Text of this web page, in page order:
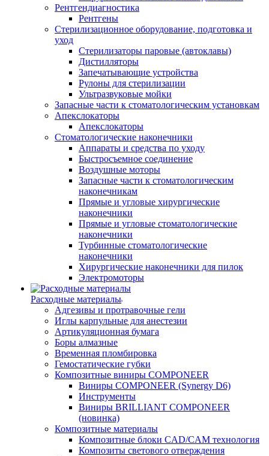
Рентгендиагностика
Рентгены
Стерилизационное оборудование, подготовка и
уход
Стерилизаторы паровые (автоклавы)
Дистилляторы
Запечатывающие устройства
Рулоны для стерилизации
Ультразвуковые мойки
Запасные части к стоматологическим установкам
Апекслокаторы
Апекслокаторы
Стоматологические наконечники
Аппараты и средства по уходу
Быстросъемное соединение
Воздушные моторы
Запасные части к стоматологическим
наконечникам
Прямые и угловые хирургические
наконечники
Прямые и угловые стоматологические
наконечники
Турбинные стоматологические
наконечники
Хирургические наконечники для пилок
Электромоторы
Расходные материалы
Адгезивы и протравочные гели
Иглы карпульные для анестезии
Артикуляционная бумага
Боры алмазные
Временная пломбировка
Гемостатические губки
Композитные виниры COMPONEER
Виниры COMPONEER (Synergy D6)
Инструменты
Виниры BRILLIANT COMPONEER
(новинка)
Композитные материалы
Композитные блоки CAD/СAM технология
Композиты светового отверждения